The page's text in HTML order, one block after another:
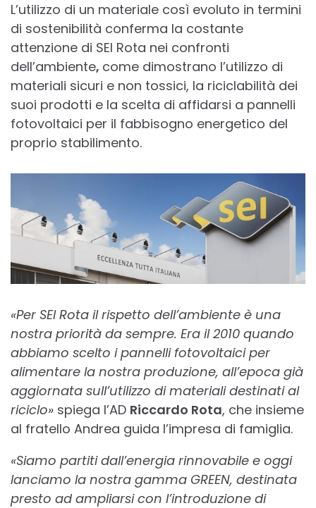
L’utilizzo di un materiale così evoluto in termini
di sostenibilità conferma la costante
attenzione di SEI Rota nei confronti
dell’ambiente, come dimostrano l’utilizzo di
materiali sicuri e non tossici, la riciclabilità dei
suoi prodotti e la scelta di affidarsi a pannelli
fotovoltaici per il fabbisogno energetico del
proprio stabilimento.
«Per SEI Rota il rispetto dell’ambiente è una
nostra priorità da sempre. Era il 2010 quando
abbiamo scelto i pannelli fotovoltaici per
alimentare la nostra produzione, all’epoca già
aggiornata sull’utilizzo di materiali destinati al
riciclo» spiega l’AD Riccardo Rota, che insieme
al fratello Andrea guida l’impresa di famiglia.
«Siamo partiti dall’energia rinnovabile e oggi
lanciamo la nostra gamma GREEN, destinata
presto ad ampliarsi con l’introduzione di